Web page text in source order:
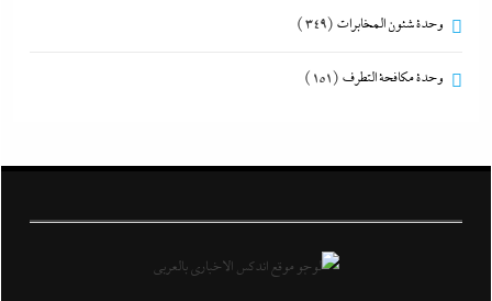
وحدة شئون المخابرات (349)
وحدة مكافحة التطرف (151)